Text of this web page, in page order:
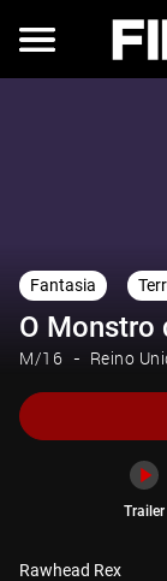
Fantasia
O Monstro
M/16 Reino
Trailer
Rawhead Rex